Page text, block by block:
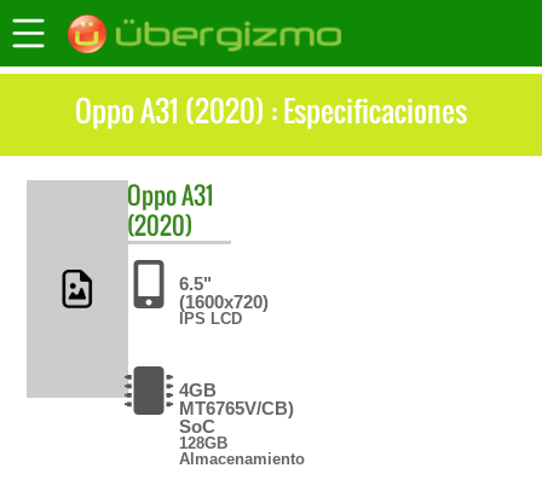
Oppo A31 (2020) : Especificaciones
OppoA31
(2020)
6.5"
(1600x720)
IPS LCD
4GB
MT6765V/CB)
SoC
128GB
Almacenamiento